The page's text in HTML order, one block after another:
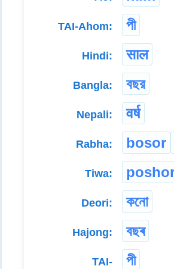
TAI-Ahom: পী
Hindi: साल
Bangla: বছর
Nepali: वर्ष
Rabha: bosor
Tiwa:
Deori: কনো
Hajong: বছৰ
TAI-
পী